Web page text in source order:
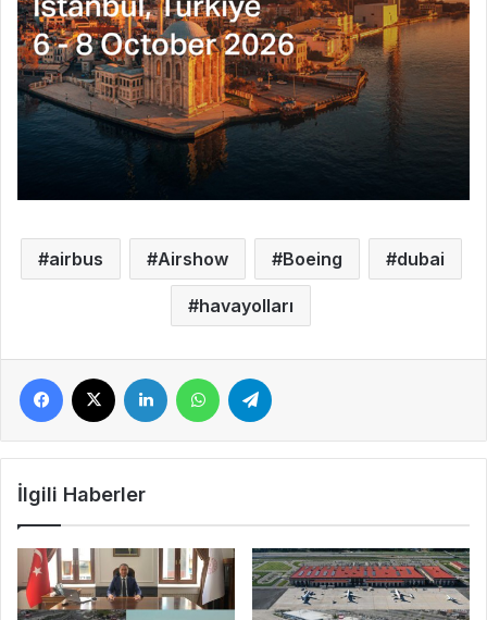
airbus Airshow Boeing dubai
havayolları
Facebook LinkedIn WhatsApp
İlgili Haberler